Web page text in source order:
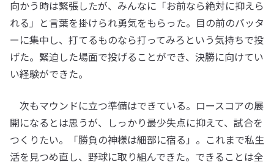
向かう時は緊張したが、みんなに「お前なら絶対に抑えら
れる」と言葉を掛けられ勇気をもらった。目の前のバッタ
ーに集中し、打てるものなら打ってみろという気持ちで投
げた。緊迫した場面で投げることができ、決勝に向けてい
い経験ができた。
次もマウンドに立つ準備はできている。ロースコアの展
開になるとは思うが、しっかり最少失点に抑えて、試合を
つくりたい。「勝負の神様は細部に宿る」。これまで私生
活を見つめ直し、野球に取り組んできた。できることは全